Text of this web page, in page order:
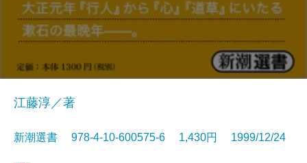
江藤淳／著
新潮選書 978-4-10-600575-6 1,430円 1999/12/24